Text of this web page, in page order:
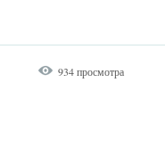
934 просмотра